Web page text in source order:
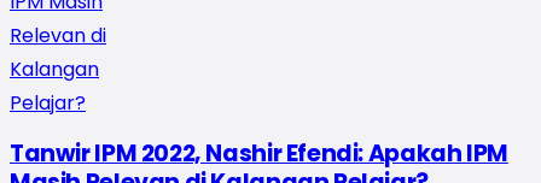
Tanwir IPM 2022, Nashir Efendi: Apakah IPM